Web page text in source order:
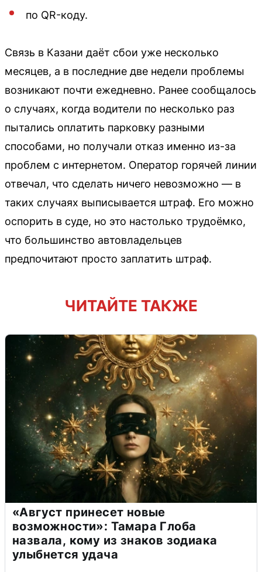
по QR-коду.
Связь в Казани даёт сбои уже несколько
месяцев, а в последние две недели проблемы
возникают почти ежедневно. Ранее сообщалось
о случаях, когда водители по несколько раз
пытались оплатить парковку разными
способами, но получали отказ именно из-за
проблем с интернетом. Оператор горячей линии
отвечал, что сделать ничего невозможно — в
таких случаях выписывается штраф. Его можно
оспорить в суде, но это настолько трудоёмко,
что большинство автовладельцев
предпочитают просто заплатить штраф.
ЧИТАЙТЕ ТАКЖЕ
«Август принесет новые
возможности»: Тамара Глоба
назвала, кому из знаков зодиака
улыбнется удача